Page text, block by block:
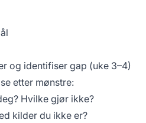
og identifiser gap (uke 3–4)
etter mønstre:
Hvilke gjør ikke?
kilder du ikke er?